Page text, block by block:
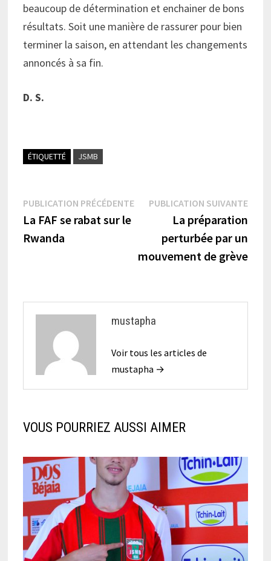
beaucoup de détermination et enchainer de bons
résultats. Soit une manière de rassurer pour bien
terminer la saison, en attendant les changements
annoncés à sa fin.
D. S.
ÉTIQUETTÉ JSMB
Navigation
de
PUBLICATION PRÉCÉDENTEPublication
précédente :
La FAF se rabat sur le
Rwanda
PUBLICATION SUIVANTE
La préparation
perturbée par un
mouvement de grève
mustapha
Voir tous les articles de
mustapha →
VOUS POURRIEZ AUSSI AIMER